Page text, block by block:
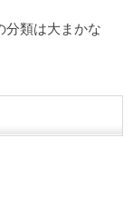
分類は大まかな